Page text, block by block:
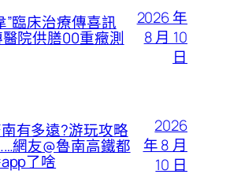
”臨床治療傳喜訊
院供膳00重癥測
2026 年
8 月 10
日
有多遠?游玩攻略
網友@魯南高鐵都
了啥
2026
年 8 月
10 日